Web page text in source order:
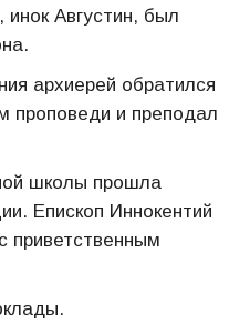
Августин, был
архиерей обратился
проповеди и преподал
школы прошла
Епископ Иннокентий
приветственным